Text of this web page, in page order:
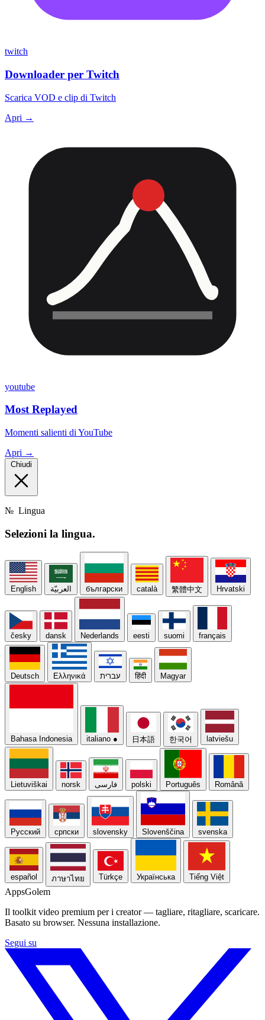
twitch
Downloader per Twitch
Scarica VOD e clip di Twitch
Apri →
youtube
Most Replayed
Momenti salienti di YouTube
Apri →
Chiudi
№ Lingua
Selezioni la lingua.
English العربيّة български català 繁體中文 Hrvatski
česky dansk Nederlands eesti suomi français
Deutsch Ελληνικά עברית हिंदी Magyar
Bahasa Indonesia italiano ● 日本語 한국어 latviešu
Lietuviškai norsk فارسی polski Português Română
Русский српски slovensky Slovenščina svenska
español ภาษาไทย Türkçe Українська Tiếng Việt
AppsGolem
Il toolkit video premium per i creator — tagliare, ritagliare, scaricare.
Basato su browser. Nessuna installazione.
Segui su